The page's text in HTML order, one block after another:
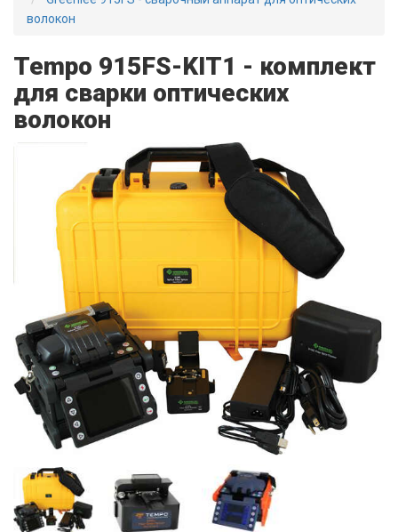
волокон
Tempo 915FS-KIT1 - комплект
для сварки оптических
волокон